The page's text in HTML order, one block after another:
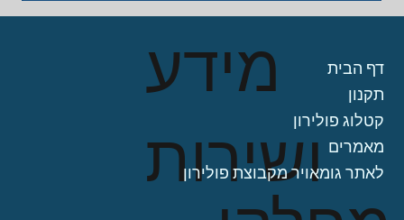
מידע
ושירות
דף הבית
תקנון
קטלוג פולירון
מאמרים
לאתר גומאויר מקבוצת פולירון